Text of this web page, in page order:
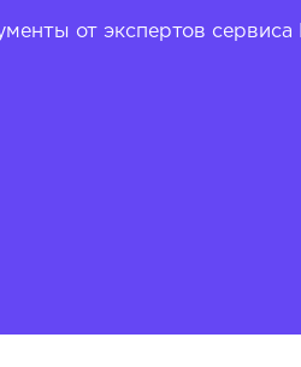
от экспертов сервиса